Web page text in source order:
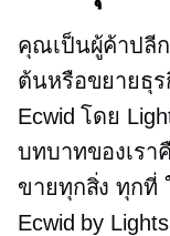
คุณเป็นผู้ค้าปลีก
ต้นหรือขยายธุ
Ecwid โดย
บทบาทของเรา
ขายทุกสิ่ง ทุกที่
Ecwid by